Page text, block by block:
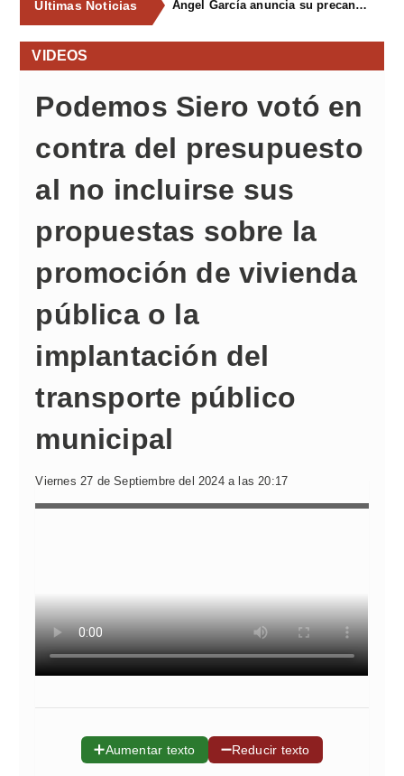
Últimas Noticias Ángel García anuncia su precandidatura para optar a la reelección como alcalde de Siero en 2027
VIDEOS
Podemos Siero votó en
contra del presupuesto
al no incluirse sus
propuestas sobre la
promoción de vivienda
pública o la
implantación del
transporte público
municipal
Viernes 27 de Septiembre del 2024 a las 20:17
➕Aumentar texto ➖Reducir texto